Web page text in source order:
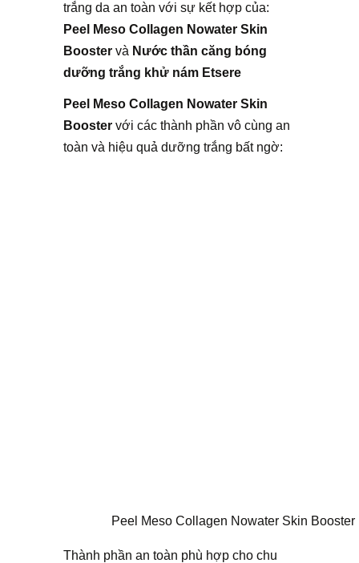
trắng da an toàn với sự kết hợp của:
Peel Meso Collagen Nowater Skin
Booster và Nước thần căng bóng
dưỡng trắng khử nám Etsere
Peel Meso Collagen Nowater Skin
Booster với các thành phần vô cùng an
toàn và hiệu quả dưỡng trắng bất ngờ:
Peel Meso Collagen Nowater Skin Booster
Thành phần an toàn phù hợp cho chu